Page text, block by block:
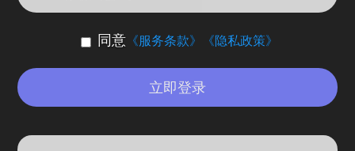
同意《服务条款》 《隐私政策》
立即登录